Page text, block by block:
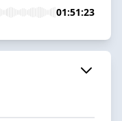
01:51:23